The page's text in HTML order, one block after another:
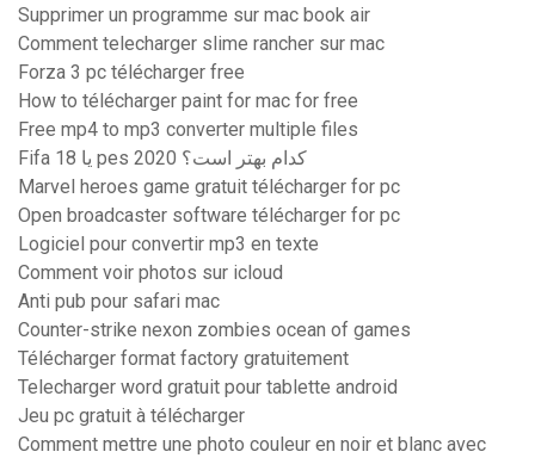
Supprimer un programme sur mac book air
Comment telecharger slime rancher sur mac
Forza 3 pc télécharger free
How to télécharger paint for mac for free
Free mp4 to mp3 converter multiple files
Fifa 18 یا pes 2020 کدام بهتر است؟
Marvel heroes game gratuit télécharger for pc
Open broadcaster software télécharger for pc
Logiciel pour convertir mp3 en texte
Comment voir photos sur icloud
Anti pub pour safari mac
Counter-strike nexon zombies ocean of games
Télécharger format factory gratuitement
Telecharger word gratuit pour tablette android
Jeu pc gratuit à télécharger
Comment mettre une photo couleur en noir et blanc avec